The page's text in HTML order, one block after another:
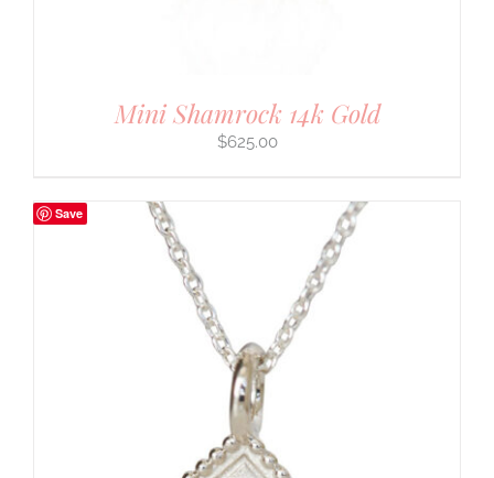
Mini Shamrock 14k Gold
$625.00
Save